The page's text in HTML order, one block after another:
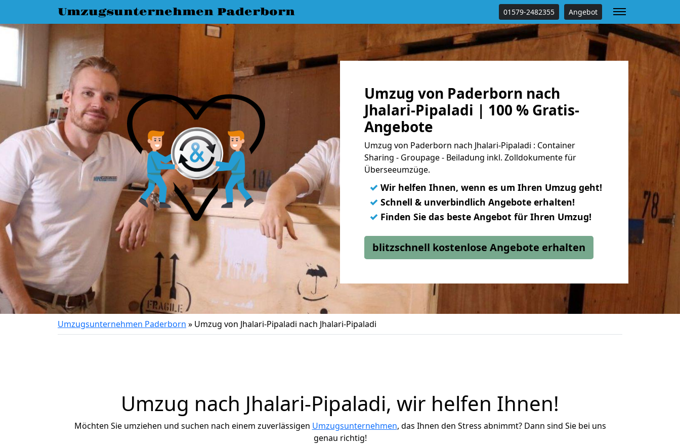
Umzugsunternehmen Paderborn 01579-2482355 Angebot
Umzug von Paderborn nach
Jhalari-Pipaladi | 100 % Gratis-
Angebote
Umzug von Paderborn nach Jhalari-Pipaladi : Container
Sharing - Groupage - Beiladung inkl. Zolldokumente für
Überseeumzüge.
✓ Wir helfen Ihnen, wenn es um Ihren Umzug geht!
✓ Schnell & unverbindlich Angebote erhalten!
✓ Finden Sie das beste Angebot für Ihren Umzug!
blitzschnell kostenlose Angebote erhalten
Umzugsunternehmen Paderborn » Umzug von Jhalari-Pipaladi nach Jhalari-Pipaladi
Umzug nach Jhalari-Pipaladi, wir helfen Ihnen!
Möchten Sie umziehen und suchen nach einem zuverlässigen Umzugsunternehmen, das Ihnen den Stress abnimmt? Dann sind Sie bei uns
genau richtig!